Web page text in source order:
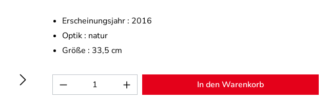
Erscheinungsjahr : 2016
Optik : natur
Größe : 33,5 cm
Produkt Anzahl: Gib den gewünschten Wert ein
In den Warenkorb